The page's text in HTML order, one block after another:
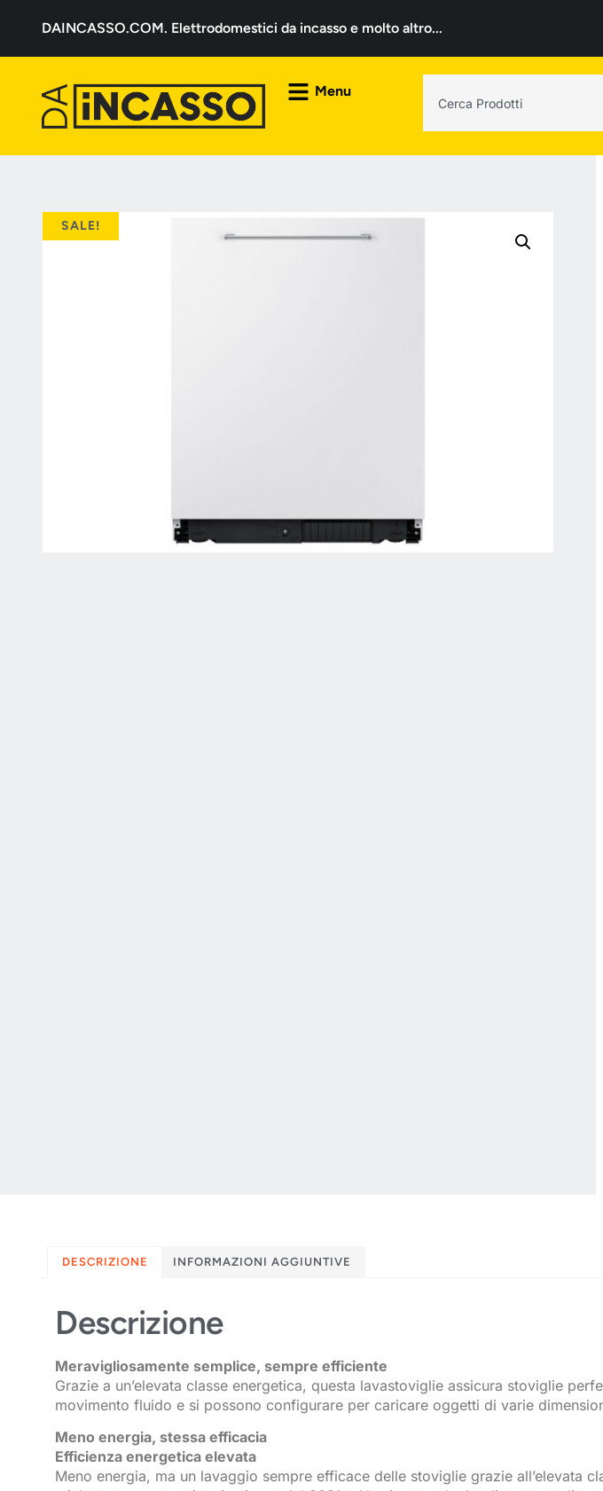
DAINCASSO.COM. Elettrodomestici da incasso e molto altro...
Menu
SALE!
DESCRIZIONE INFORMAZIONI AGGIUNTIVE
Descrizione
Meravigliosamente semplice, sempre efficiente
Grazie a un’elevata classe energetica, questa lavastoviglie assicura stoviglie
movimento fluido e si possono configurare per caricare oggetti di varie
Meno energia, stessa efficacia
Efficienza energetica elevata
Meno energia, ma un lavaggio sempre efficace delle stoviglie grazie all’elevata